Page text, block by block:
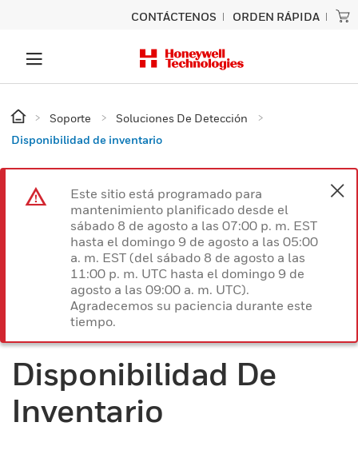
CONTÁCTENOS ORDEN RÁPIDA
Soporte
Soluciones De Detección
Disponibilidad de inventario
Este sitio está programado para
mantenimiento planificado desde el
sábado 8 de agosto a las 07:00 p. m. EST
hasta el domingo 9 de agosto a las 05:00
a. m. EST (del sábado 8 de agosto a las
11:00 p. m. UTC hasta el domingo 9 de
agosto a las 09:00 a. m. UTC).
Agradecemos su paciencia durante este
tiempo.
Disponibilidad De
Inventario